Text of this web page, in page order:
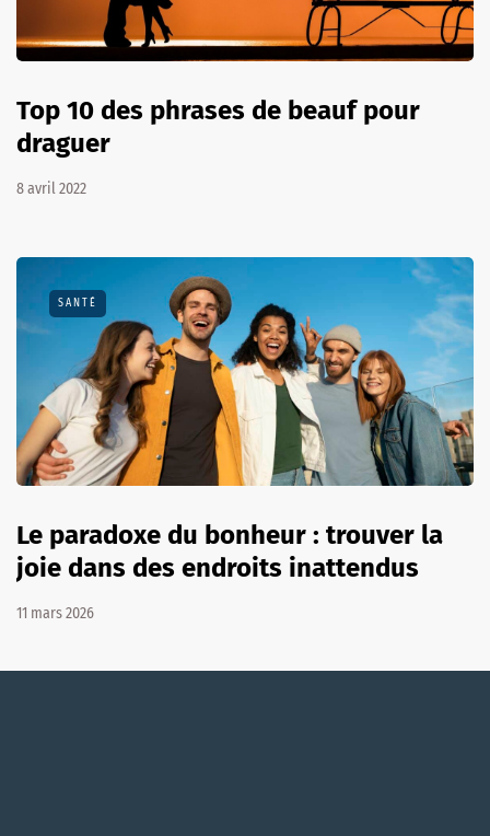
Top 10 des phrases de beauf pour
draguer
8 avril 2022
SANTÉ
Le paradoxe du bonheur : trouver la
joie dans des endroits inattendus
11 mars 2026